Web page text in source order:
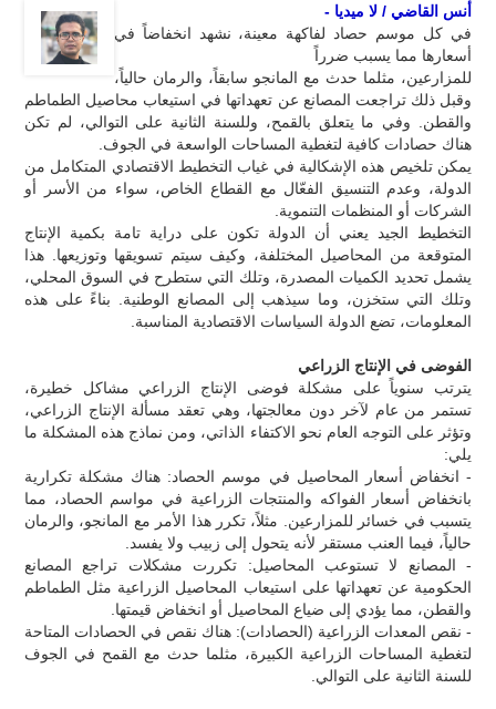
أنس القاضي / لا ميديا -
في كل موسم حصاد لفاكهة معينة، نشهد انخفاضاً في
أسعارها مما يسبب ضرراً
للمزارعين، مثلما حدث مع المانجو سابقاً، والرمان حالياً،
وقبل ذلك تراجعت المصانع عن تعهداتها في استيعاب محاصيل الطماطم
والقطن. وفي ما يتعلق بالقمح، وللسنة الثانية على التوالي، لم تكن
هناك حصادات كافية لتغطية المساحات الواسعة في الجوف.
يمكن تلخيص هذه الإشكالية في غياب التخطيط الاقتصادي المتكامل من
الدولة، وعدم التنسيق الفعّال مع القطاع الخاص، سواء من الأسر أو
الشركات أو المنظمات التنموية.
التخطيط الجيد يعني أن الدولة تكون على دراية تامة بكمية الإنتاج
المتوقعة من المحاصيل المختلفة، وكيف سيتم تسويقها وتوزيعها. هذا
يشمل تحديد الكميات المصدرة، وتلك التي ستطرح في السوق المحلي،
وتلك التي ستخزن، وما سيذهب إلى المصانع الوطنية. بناءً على هذه
المعلومات، تضع الدولة السياسات الاقتصادية المناسبة.
الفوضى في الإنتاج الزراعي
يترتب سنوياً على مشكلة فوضى الإنتاج الزراعي مشاكل خطيرة،
تستمر من عام لآخر دون معالجتها، وهي تعقد مسألة الإنتاج الزراعي،
وتؤثر على التوجه العام نحو الاكتفاء الذاتي، ومن نماذج هذه المشكلة ما
يلي:
- انخفاض أسعار المحاصيل في موسم الحصاد: هناك مشكلة تكرارية
بانخفاض أسعار الفواكه والمنتجات الزراعية في مواسم الحصاد، مما
يتسبب في خسائر للمزارعين. مثلاً، تكرر هذا الأمر مع المانجو، والرمان
حالياً، فيما العنب مستقر لأنه يتحول إلى زبيب ولا يفسد.
- المصانع لا تستوعب المحاصيل: تكررت مشكلات تراجع المصانع
الحكومية عن تعهداتها على استيعاب المحاصيل الزراعية مثل الطماطم
والقطن، مما يؤدي إلى ضياع المحاصيل أو انخفاض قيمتها.
- نقص المعدات الزراعية (الحصادات): هناك نقص في الحصادات المتاحة
لتغطية المساحات الزراعية الكبيرة، مثلما حدث مع القمح في الجوف
للسنة الثانية على التوالي.